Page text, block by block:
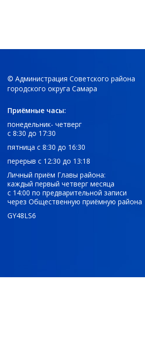
© Администрация Советского района
городского округа Самара
Приёмные часы:
понедельник- четверг
с 8:30 до 17:30
пятница с 8:30 до 16:30
перерыв с 12:30 до 13:18
Личный приём Главы района:
каждый первый четверг месяца
с 14:00 по предварительной записи
через Общественную приёмную района
GY48LS6